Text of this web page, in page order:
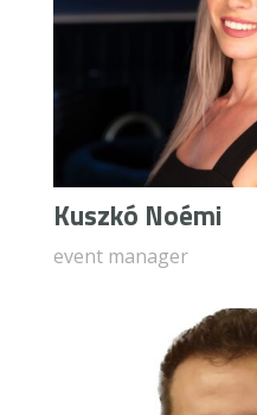
Kuszkó Noémi
event manager